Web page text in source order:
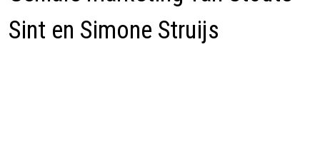
Sint en Simone Struijs